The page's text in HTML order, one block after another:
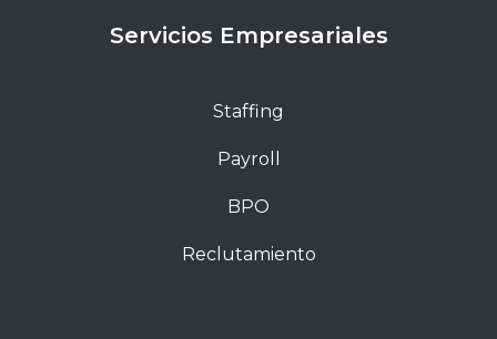
Servicios Empresariales
Staffing
Payroll
BPO
Reclutamiento